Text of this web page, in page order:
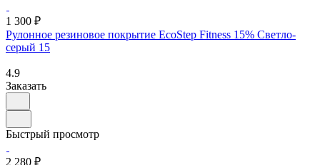
1 300 ₽
Рулонное резиновое покрытие EcoStep Fitness 15% Светло-
серый 15
4.9
Заказать
Быстрый просмотр
2 280 ₽